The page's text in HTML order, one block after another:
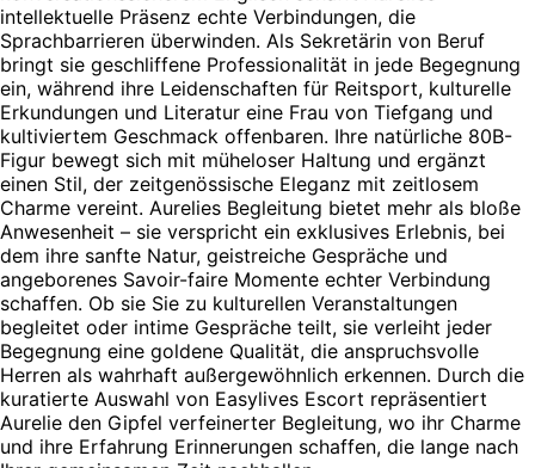
intellektuelle Präsenz echte Verbindungen, die
Sprachbarrieren überwinden. Als Sekretärin von Beruf
bringt sie geschliffene Professionalität in jede Begegnung
ein, während ihre Leidenschaften für Reitsport, kulturelle
Erkundungen und Literatur eine Frau von Tiefgang und
kultiviertem Geschmack offenbaren. Ihre natürliche 80B-
Figur bewegt sich mit müheloser Haltung und ergänzt
einen Stil, der zeitgenössische Eleganz mit zeitlosem
Charme vereint. Aurelies Begleitung bietet mehr als bloße
Anwesenheit – sie verspricht ein exklusives Erlebnis, bei
dem ihre sanfte Natur, geistreiche Gespräche und
angeborenes Savoir-faire Momente echter Verbindung
schaffen. Ob sie Sie zu kulturellen Veranstaltungen
begleitet oder intime Gespräche teilt, sie verleiht jeder
Begegnung eine goldene Qualität, die anspruchsvolle
Herren als wahrhaft außergewöhnlich erkennen. Durch die
kuratierte Auswahl von Easylives Escort repräsentiert
Aurelie den Gipfel verfeinerter Begleitung, wo ihr Charme
und ihre Erfahrung Erinnerungen schaffen, die lange nach